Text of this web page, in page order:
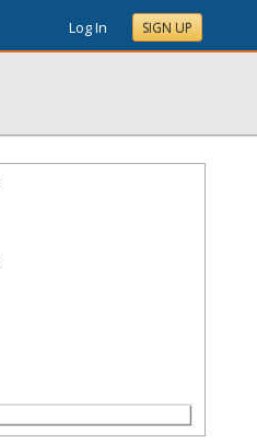
Log In SIGN UP